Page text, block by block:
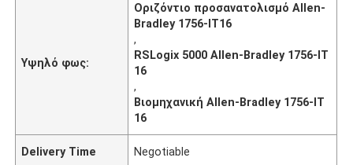
Υψηλό φως:
Οριζόντιο προσανατολισμό Allen-
Bradley 1756-IT16
,
RSLogix 5000 Allen-Bradley 1756-IT
16
,
Βιομηχανική Allen-Bradley 1756-IT
16
Delivery Time Negotiable